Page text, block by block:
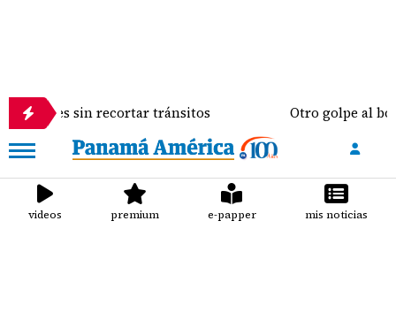
sin recortar tránsitos Otro golpe al bolsillo del
videos premium e-papper mis noticias